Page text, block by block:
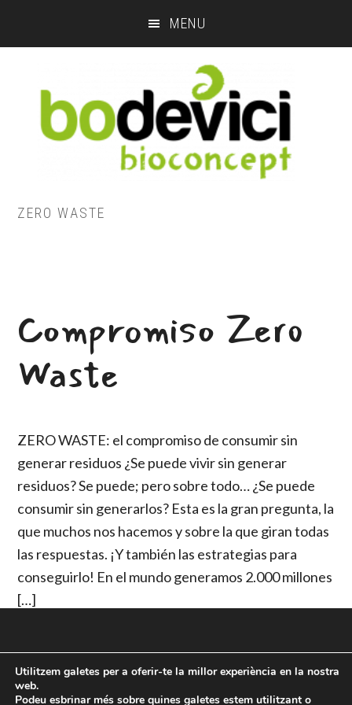
MENU
ZERO WASTE
Compromiso Zero
Waste
ZERO WASTE: el compromiso de consumir sin
generar residuos ¿Se puede vivir sin generar
residuos? Se puede; pero sobre todo… ¿Se puede
consumir sin generarlos? Esta es la gran pregunta, la
que muchos nos hacemos y sobre la que giran todas
las respuestas. ¡Y también las estrategias para
conseguirlo! En el mundo generamos 2.000 millones
[…]
Copyright © 2026 · Bodevici
Nosaltres·Contacte·Política de privadesa·Avis legal·Política de
Utilitzem galetes per a oferir-te la millor experiència en la nostra
web.
Podeu esbrinar més sobre quines galetes estem utilitzant o